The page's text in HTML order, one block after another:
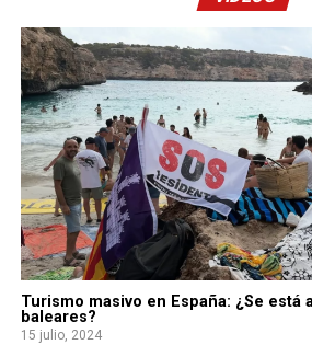
Turismo masivo en España: ¿Se está
baleares?
15 julio, 2024